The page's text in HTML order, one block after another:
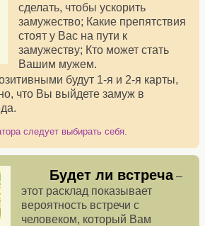
сделать, чтобы ускорить
замужество; Какие препятствия
стоят у Вас на пути к
замужеству; Кто может стать
Вашим мужем.
будут 1-я и 2-я карты,
что Вы выйдете замуж в
следует выбирать себя.
Будет ли встреча–
этот расклад показывает
вероятность встречи с
человеком, который Вам